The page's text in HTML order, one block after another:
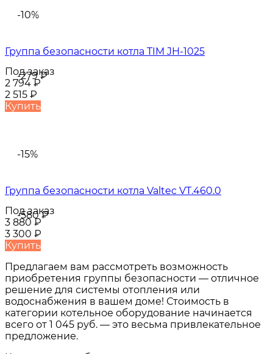
-10%
-279₽
Группа безопасности котла TIM JH-1025
Под заказ
2 794₽
2 515 ₽
Купить
-15%
-580₽
Группа безопасности котла Valtec VT.460.0
Под заказ
3 880 ₽
3 300 ₽
Купить
Предлагаем вам рассмотреть возможность
приобретения группы безопасности — отличное
решение для системы отопления или
водоснабжения в вашем доме! Стоимость в
категории котельное оборудование начинается
всего от 1 045 руб. — это весьма привлекательное
предложение.